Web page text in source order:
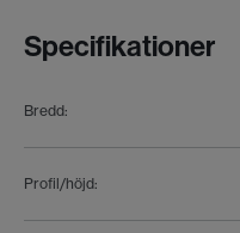
Specifikationer
Bredd:
Profil/höjd: